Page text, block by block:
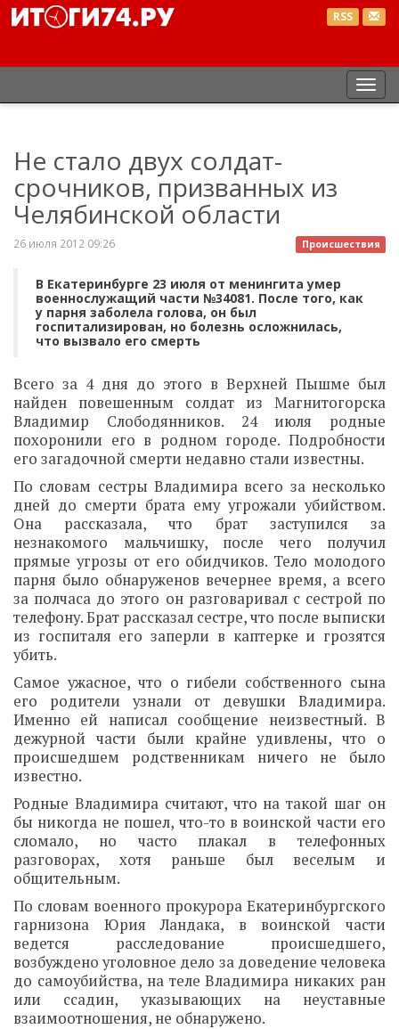
RSS
Не стало двух солдат-
срочников, призванных из
Челябинской области
Происшествия
26 июля 2012 09:26
В Екатеринбурге 23 июля от менингита умер
военнослужащий части №34081. После того, как
у парня заболела голова, он был
госпитализирован, но болезнь осложнилась,
что вызвало его смерть
Всего за 4 дня до этого в Верхней Пышме был
найден повешенным солдат из Магнитогорска
Владимир Слободянников. 24 июля родные
похоронили его в родном городе. Подробности
его загадочной смерти недавно стали известны.
По словам сестры Владимира всего за несколько
дней до смерти брата ему угрожали убийством.
Она рассказала, что брат заступился за
незнакомого мальчишку, после чего получил
прямые угрозы от его обидчиков. Тело молодого
парня было обнаруженов вечернее время, а всего
за полчаса до этого он разговаривал с сестрой по
телефону. Брат рассказал сестре, что после выписки
из госпиталя его заперли в каптерке и грозятся
убить.
Самое ужасное, что о гибели собственного сына
его родители узнали от девушки Владимира.
Именно ей написал сообщение неизвестный. В
дежурной части были крайне удивлены, что о
происшедшем родственникам ничего не было
известно.
Родные Владимира считают, что на такой шаг он
бы никогда не пошел, что-то в воинской части его
сломало, но часто плакал в телефонных
разговорах, хотя раньше был веселым и
общительным.
По словам военного прокурора Екатеринбургского
гарнизона Юрия Ландака, в воинской части
ведется расследование происшедшего,
возбуждено уголовное дело за доведение человека
до самоубийства, на теле Владимира никаких ран
или ссадин, указывающих на неуставные
взаимоотношения, не обнаружено.